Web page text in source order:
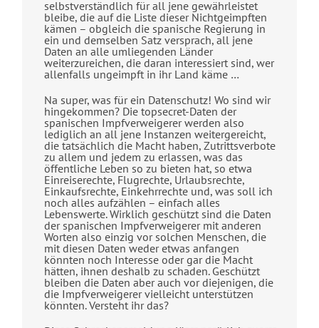
selbstverständlich für all jene gewährleistet
bleibe, die auf die Liste dieser Nichtgeimpften
kämen – obgleich die spanische Regierung in
ein und demselben Satz versprach, all jene
Daten an alle umliegenden Länder
weiterzureichen, die daran interessiert sind, wer
allenfalls ungeimpft in ihr Land käme …
Na super, was für ein Datenschutz! Wo sind wir
hingekommen? Die topsecret-Daten der
spanischen Impfverweigerer werden also
lediglich an all jene Instanzen weitergereicht,
die tatsächlich die Macht haben, Zutrittsverbote
zu allem und jedem zu erlassen, was das
öffentliche Leben so zu bieten hat, so etwa
Einreiserechte, Flugrechte, Urlaubsrechte,
Einkaufsrechte, Einkehrrechte und, was soll ich
noch alles aufzählen – einfach alles
Lebenswerte. Wirklich geschützt sind die Daten
der spanischen Impfverweigerer mit anderen
Worten also einzig vor solchen Menschen, die
mit diesen Daten weder etwas anfangen
könnten noch Interesse oder gar die Macht
hätten, ihnen deshalb zu schaden. Geschützt
bleiben die Daten aber auch vor diejenigen, die
die Impfverweigerer vielleicht unterstützen
könnten. Versteht ihr das?